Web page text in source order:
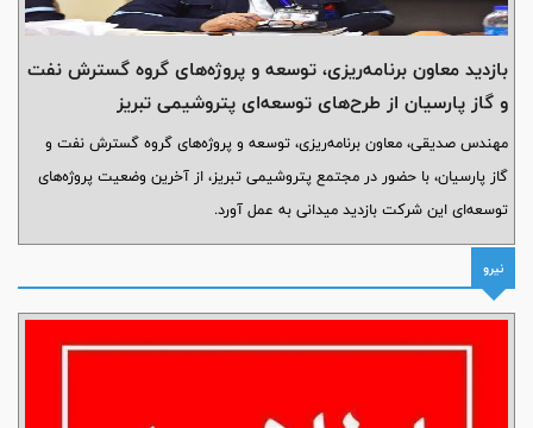
بازدید معاون برنامه‌ریزی، توسعه و پروژه‌های گروه گسترش نفت
و گاز پارسیان از طرح‌های توسعه‌ای پتروشیمی تبریز
مهندس صدیقی، معاون برنامه‌ریزی، توسعه و پروژه‌های گروه گسترش نفت و
گاز پارسیان، با حضور در مجتمع پتروشیمی تبریز، از آخرین وضعیت پروژه‌های
توسعه‌ای این شرکت بازدید میدانی به عمل آورد.
نیرو